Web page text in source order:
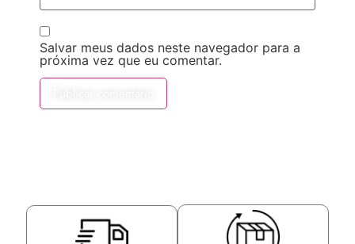
Salvar meus dados neste navegador para a
próxima vez que eu comentar.